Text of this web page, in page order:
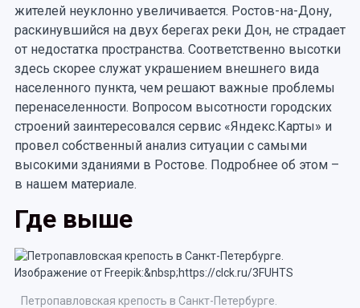
жителей неуклонно увеличивается. Ростов-на-Дону,
раскинувшийся на двух берегах реки Дон, не страдает
от недостатка пространства. Соответственно высотки
здесь скорее служат украшением внешнего вида
населенного пункта, чем решают важные проблемы
перенаселенности. Вопросом высотности городских
строений заинтересовался сервис «Яндекс.Карты» и
провел собственный анализ ситуации с самыми
высокими зданиями в Ростове. Подробнее об этом –
в нашем материале.
Где выше
Петропавловская крепость в Санкт-Петербурге.